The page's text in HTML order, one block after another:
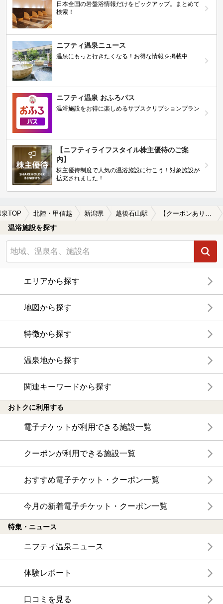
日本全国の岩盤浴情報だけをピックアップ。まとめて
検索！
ニフティ温泉ニュース
温泉にもっと行きたくなる！お得な情報を掲載中
ニフティ温泉 おふろパス
温浴施設をお得に楽しめるサブスクリプションプラン
【ニフティライフスタイル株主優待のご案
内】
株主優待制度で人気の温浴施設に行こう！対象施設が
拡充されました！
泉TOP 北陸・甲信越 新潟県 越後石山駅 【クーポンあり】一人旅におすすめの越後石山駅近くの温泉、日帰り温泉、スーパー銭湯おすすめ
温浴施設を探す
エリアから探す
地図から探す
特徴から探す
温泉地から探す
関連キーワードから探す
おトクに利用する
電子チケットが利用できる施設一覧
クーポンが利用できる施設一覧
おすすめ電子チケット・クーポン一覧
今月の新着電子チケット・クーポン一覧
特集・ニュース
ニフティ温泉ニュース
体験レポート
口コミを見る